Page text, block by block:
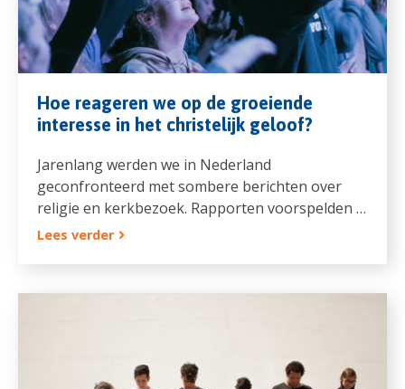
Hoe reageren we op de groeiende
interesse in het christelijk geloof?
Jarenlang werden we in Nederland
geconfronteerd met sombere berichten over
religie en kerkbezoek. Rapporten voorspelden …
Lees verder